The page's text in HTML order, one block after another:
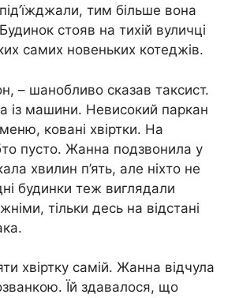
тим більше вона
стояв на тихій вуличці
самих новеньких котеджів.
– шанобливо сказав таксист.
із машини. Невисокий паркан
ковані хвіртки. На
пусто. Жанна подзвонила у
хвилин п’ять, але ніхто не
будинки теж виглядали
тільки десь на відстані
хвіртку самій. Жанна відчула
Їй здавалося, що